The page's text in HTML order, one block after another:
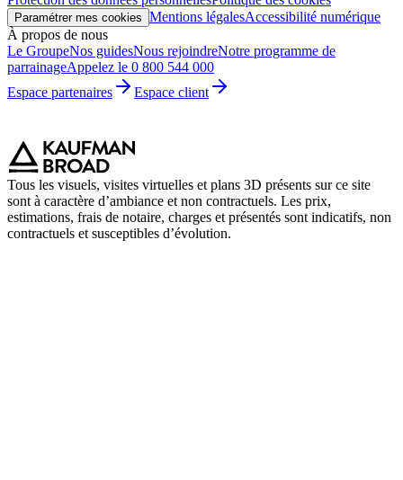
Paramétrer mes cookies Mentions légalesAccessibilité numérique
À propos de nous
Le GroupeNos guidesNous rejoindreNotre programme de
parrainageAppelez le 0 800 544 000
Espace partenaires
Espace client
Tous les visuels, visites virtuelles et plans 3D présents sur ce site
sont à caractère d’ambiance et non contractuels. Les prix,
estimations, frais de notaire, charges et présentés sont indicatifs, non
contractuels et susceptibles d’évolution.